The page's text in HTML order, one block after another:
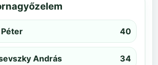
40
András 34